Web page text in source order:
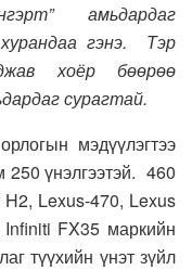
амьдардаг
гэнэ. Тэр
хоёр бөөрөө
сурагтай.
мэдүүлэгтээ
250 үнэлгээтэй. 460
H2, Lexus-470, Lexus
FX35 маркийн
түүхийн үнэт зүйл